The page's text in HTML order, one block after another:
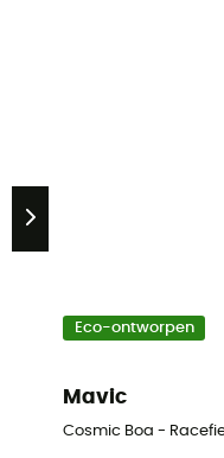
Eco-ontworpen
Mavic
Cosmic Boa -